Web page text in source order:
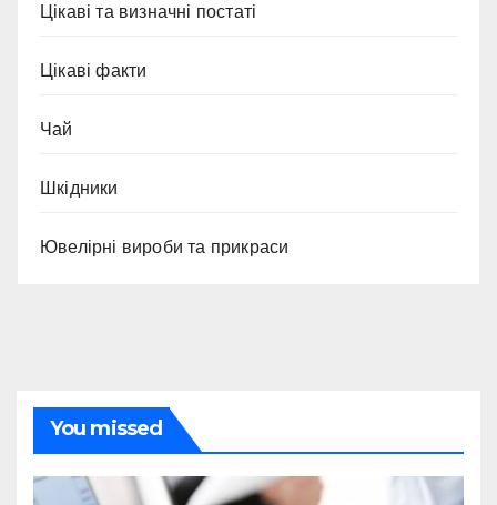
Цікаві та визначні постаті
Цікаві факти
Чай
Шкідники
Ювелірні вироби та прикраси
You missed